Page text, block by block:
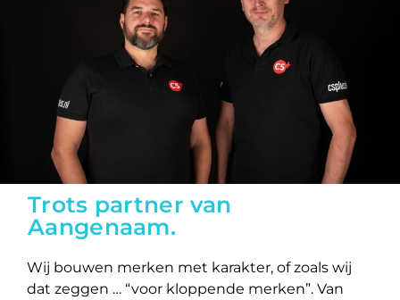
Trots partner van
Aangenaam.
Wij bouwen merken met karakter, of zoals wij
dat zeggen … “voor kloppende merken”. Van